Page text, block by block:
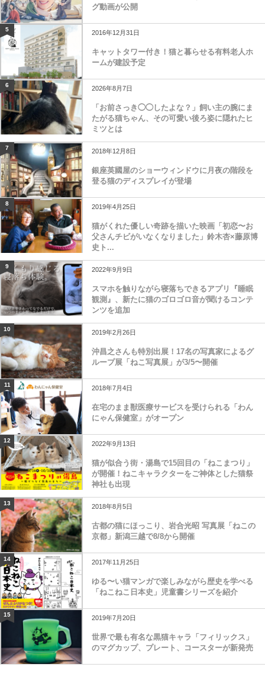
グ動画が公開
5 2016年12月31日
キャットタワー付き！猫と暮らせる有料老人ホ
ームが建設予定
6 2026年8月7日
「お前さっき◯◯したよな？」飼い主の腕にま
たがる猫ちゃん、その可愛い後ろ姿に隠れたヒ
ミツとは
7 2018年12月8日
銀座英國屋のショーウィンドウに月夜の階段を
登る猫のディスプレイが登場
8 2019年4月25日
猫がくれた優しい奇跡を描いた映画「初恋〜お
父さんチビがいなくなりました」鈴木杏×藤原博
史ト...
9 2022年9月9日
スマホを触りながら寝落ちできるアプリ『睡眠
観測』、新たに猫のゴロゴロ音が聞けるコンテ
ンツを追加
10 2019年2月26日
沖昌之さんも特別出展！17名の写真家によるグ
ループ展「ねこ写真展」が3/5〜開催
11 2018年7月4日
在宅のまま獣医療サービスを受けられる「わん
にゃん保健室」がオープン
12 2022年9月13日
猫が似合う街・湯島で15回目の「ねこまつり」
が開催！ねこキャラクターをご神体とした猫祭
神社も出現
13 2018年8月5日
古都の猫にほっこり、岩合光昭 写真展「ねこの
京都」新潟三越で8/8から開催
14 2017年11月25日
ゆる〜い猫マンガで楽しみながら歴史を学べる
「ねこねこ日本史」児童書シリーズを紹介
15 2019年7月20日
世界で最も有名な黒猫キャラ「フィリックス」
のマグカップ、プレート、コースターが新発売